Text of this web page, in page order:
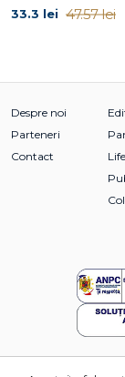
33.3 lei 47.57 lei
Despre noi
Parteneri
Contact